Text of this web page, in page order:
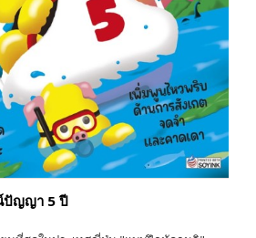
ปัญญา 5 ปี